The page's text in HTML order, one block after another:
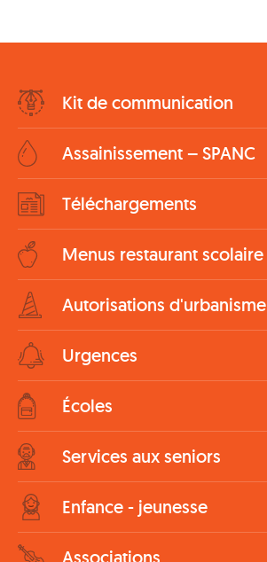
Menu
Kit de communication
Assainissement – SPANC
Téléchargements
Menus restaurant scolaire
Autorisations d'urbanisme
Urgences
Écoles
Services aux seniors
Enfance - jeunesse